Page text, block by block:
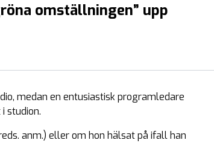
omställningen” upp
medan en entusiastisk programledare
studion.
anm.) eller om hon hälsat på ifall han